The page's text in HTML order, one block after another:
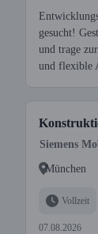
gesucht!
und trage
und flexible
Siemens
München
Vollzeit
07.08.2026